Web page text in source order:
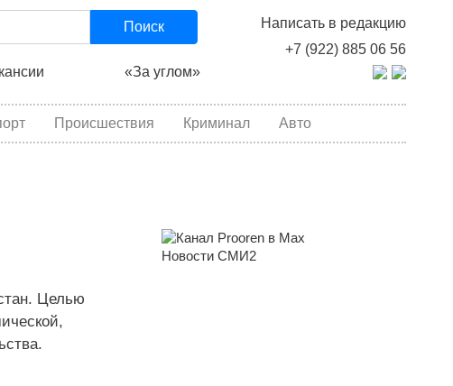
Написать в редакцию
+7 (922) 885 06 56
Поиск
«За углом»
Происшествия Криминал Авто
Целью
Новости СМИ2